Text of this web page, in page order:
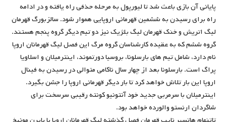
پایانی آن بازی باعث شد تا لیورپول به مرحله حذفی راه یافته و در ادامه
راه برای رسیدن به ششمین قهرمانی اروپایی هموار شود. سالزبورگ قهرمان
لیگ اتریش و خنک قهرمان لیگ بلژیک نیز دو تیم دیگر گروه پنجم هستند.
گروه ششم که به عقیده کارشناسان گروه مرگ این فصل لیگ قهرمانان اروپا
نام دارد، شامل تیم های بارسلونا، بروسیا دورتموند، اینترمیلان و اسلاویا
پراگ است. بارسلونا بعد از چهار سال ناکامی متوالی در رسیدن به فینال
اروپا این بار تلاش خواهد کرد تا بار دیگر قهرمانی اروپا را جشن بگیرد.
اینترمیلان با سرمربی جدید خود آنتونیو کونته رقیبی سرسخت برای
شاگردان ارنستو والورده خواهد بود.